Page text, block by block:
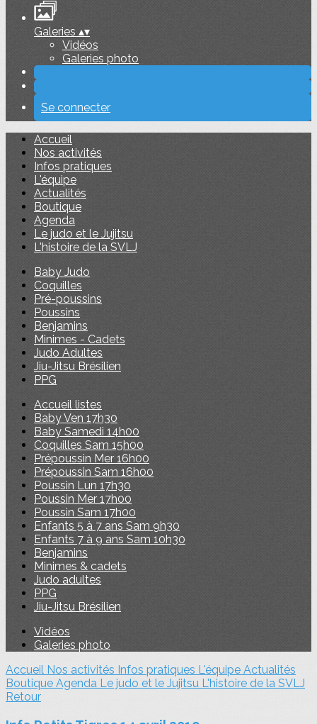
Galeries ▴▾
Vidéos
Galeries photo
Se connecter
Accueil
Nos activités
Infos pratiques
L'équipe
Actualités
Boutique
Agenda
Le judo et le Jujitsu
L'histoire de la SVLJ
Baby Judo
Coquilles
Pré-poussins
Poussins
Benjamins
Minimes - Cadets
Judo Adultes
Jiu-Jitsu Brésilien
PPG
Accueil listes
Baby Ven 17h30
Baby Samedi 14h00
Coquilles Sam 15h00
Prépoussin Mer 16h00
Prépoussin Sam 16h00
Poussin Lun 17h30
Poussin Mer 17h00
Poussin Sam 17h00
Enfants 5 à 7 ans Sam 9h30
Enfants 7 à 9 ans Sam 10h30
Benjamins
Minimes & cadets
Judo adultes
PPG
Jiu-Jitsu Brésilien
Vidéos
Galeries photo
Accueil Nos activités Infos pratiques L'équipe Actualités
Boutique Agenda Le judo et le Jujitsu L'histoire de la SVLJ
Retour